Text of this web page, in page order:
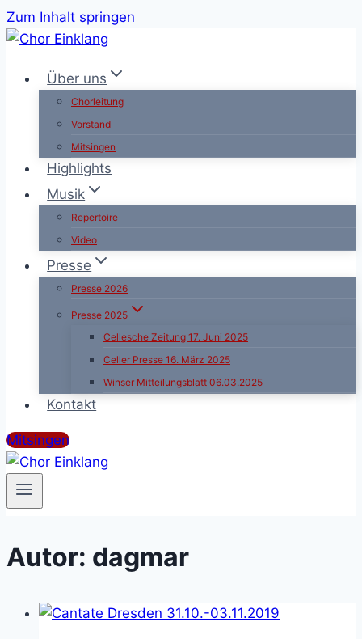
Zum Inhalt springen
Über uns
Chorleitung
Vorstand
Mitsingen
Highlights
Musik
Repertoire
Video
Presse
Presse 2026
Presse 2025
Cellesche Zeitung 17. Juni 2025
Celler Presse 16. März 2025
Winser Mitteilungsblatt 06.03.2025
Kontakt
Mitsingen
Autor: dagmar